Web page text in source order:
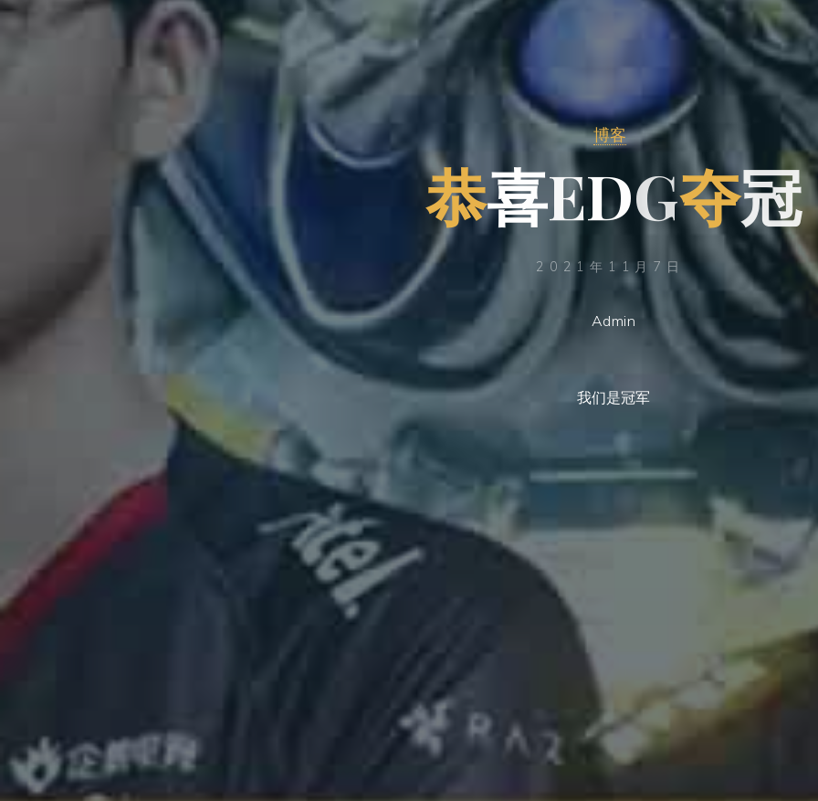
博客
恭喜ED
D G夺冠
2021年11月7日
Admin
我们是冠军